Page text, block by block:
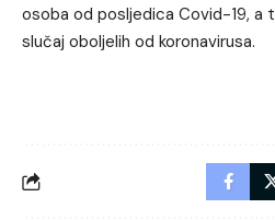
osoba od posljedica Covid-19, a
slučaj oboljelih od koronavirusa.